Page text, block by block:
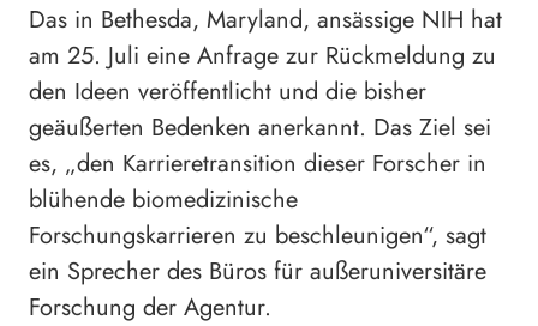
Das in Bethesda, Maryland, ansässige NIH hat
am 25. Juli eine Anfrage zur Rückmeldung zu
den Ideen veröffentlicht und die bisher
geäußerten Bedenken anerkannt. Das Ziel sei
es, „den Karrieretransition dieser Forscher in
blühende biomedizinische
Forschungskarrieren zu beschleunigen“, sagt
ein Sprecher des Büros für außeruniversitäre
Forschung der Agentur.